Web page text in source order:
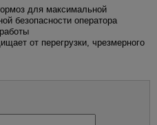
для максимальной
безопасности оператора
от перегрузки, чрезмерного